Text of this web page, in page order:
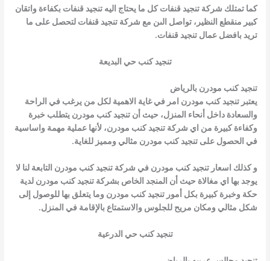
كما تمتلك شركة تنجيد قنفات كل ما يحتاج اليه تنجيد قنفات بكفاءة واتقان
كبير منقطع النظير، تواصل الىن مع شركة تنجيد قنفات لتحصل على ما
تريد بافضل عمال تنجيد قنفات.
تنجيد كنب حي البديعة
تنجيد كنب مودرن بالرياض
يعتبر تنجيد كنب مودرن امر في غاية الاهمية لكل من يرغب في الراحة
والسعادة داخل أنحاء المنزل، حيث أن تنجيد كنب مودرن يتطلب خبرة
وكفاءة كبيرة من اي شركة تنجيد كنب مودرن، لأنها عملية مهمة واساسية
في الحصول على تنجيد كنب مودرن مثالي ومميز للغاية.
و كذلك اسعار تنجيد كنب مودرن في شركة تنجيد كنب مودرن التابعة لنا لا
يوجد بها اي مغالاة حيث أن المنجد الخاص بشركة تنجيد كنب مودرن لدية
حكة وخبرة كبيرة بكل أمور تنجيد كنب مودرن وما يتعلق بها للوصول إلى
شكل مثالي ومكان مريح للجلوس والاستمتاع بالإقامة في المنزل.
تنجيد كنب حي الدرعية